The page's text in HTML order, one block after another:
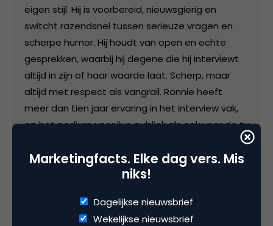
eigen stijl. Hij is voorbereid, nieuwsgierig en
switcht razendsnel tussen serieuze vragen en
scherpe humor. Hij houdt van open en echte
gesprekken, waarbij hij degene die hij interviewt
altijd in zijn of haar waarde laat. Scherp, maar
altijd met respect als vangrail. Ronnie heeft
meer dan tien jaar ervaring in het interview vak,
op het podium voor live publiek als ook voor de tv
Marketingfacts. Elke dag vers. Mis
niks!
Dagelijkse nieuwsbrief
Wekelijkse nieuwsbrief